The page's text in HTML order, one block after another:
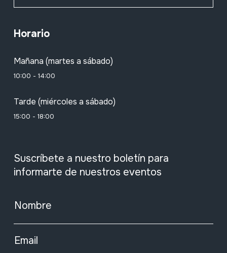
Horario
Mañana (martes a sábado)
10:00 - 14:00
Tarde (miércoles a sábado)
15:00 - 18:00
Suscríbete a nuestro boletín para
informarte de nuestros eventos
Nombre
Email